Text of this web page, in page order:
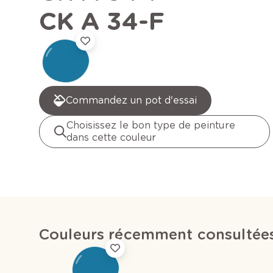
CK A 34-F
Commandez un pot d'essai
Choisissez le bon type de peinture
dans cette couleur
Couleurs récemment